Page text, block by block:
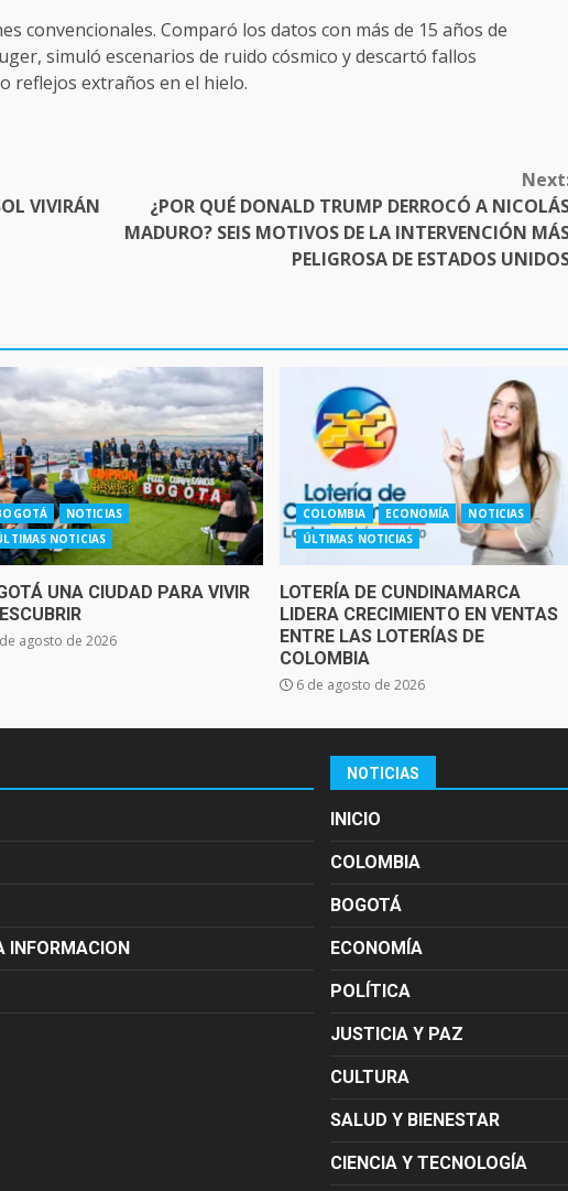
convencionales. Comparó los datos con más de 15 años de
simuló escenarios de ruido cósmico y descartó fallos
reflejos extraños en el hielo.
VIVIRÁN
¿POR QUÉ DONALD TRUMP DERROCÓ A
MADURO? SEIS MOTIVOS DE LA INTERVENCIÓN
PELIGROSA DE ESTADOS
NOTICIAS
NOTICIAS
UNA CIUDAD PARA VIVIR
agosto de 2026
COLOMBIA ECONOMÍA
NOTICIAS
ÚLTIMAS NOTICIAS
LOTERÍA DE CUNDINAMARCA
LIDERA CRECIMIENTO EN VENTAS
ENTRE LAS LOTERÍAS DE
COLOMBIA
6 de agosto de 2026
INFORMACION
NOTICIAS
INICIO
COLOMBIA
BOGOTÁ
ECONOMÍA
POLÍTICA
JUSTICIA Y PAZ
CULTURA
SALUD Y BIENESTAR
CIENCIA Y TECNOLOGÍA